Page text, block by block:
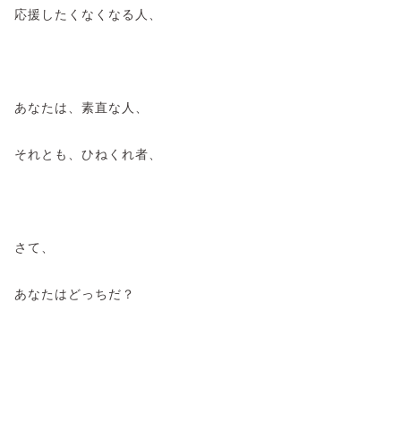
応援したくなくなる人、
あなたは、素直な人、
それとも、ひねくれ者、
さて、
あなたはどっちだ？